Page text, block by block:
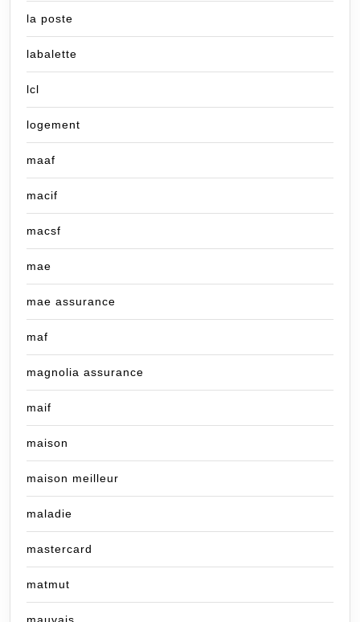
la poste
labalette
lcl
logement
maaf
macif
macsf
mae
mae assurance
maf
magnolia assurance
maif
maison
maison meilleur
maladie
mastercard
matmut